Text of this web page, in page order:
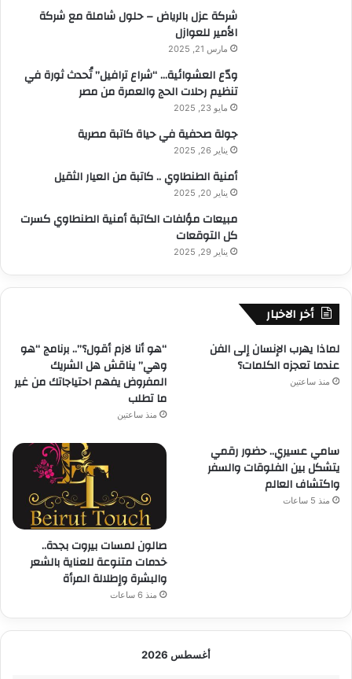
شركة عزل بالرياض – حلول شاملة مع شركة
الأمير للعوازل
مارس 21, 2025
ودّع العشوائية… “شراع ترافيل” تُحدث ثورة في
تنظيم رحلات الحج والعمرة من مصر
مايو 23, 2025
جولة صحفية في حياة كاتبة مصرية
يناير 26, 2025
أمنية الطنطاوي .. كاتبة من العيار الثقيل
يناير 20, 2025
مبيعات مؤلفات الكاتبة أمنية الطنطاوي كسرت
كل التوقعات
يناير 29, 2025
أخر الاخبار
لماذا يهرب الإنسان إلى الفن
عندما تعجزه الكلمات؟
منذ ساعتين
“هو أنا لازم أقول؟”.. برنامج “هو
وهي” يناقش هل الشريك
المفروض يفهم احتياجاتك من غير
ما تطلب
منذ ساعتين
سامي عسيري.. حضور رقمي
يتشكل بين الفلوقات والسفر
واكتشاف العالم
منذ 5 ساعات
صالون لمسات بيروت بجدة..
خدمات متنوعة للعناية بالشعر
والبشرة وإطلالة المرأة
منذ 6 ساعات
أغسطس 2026